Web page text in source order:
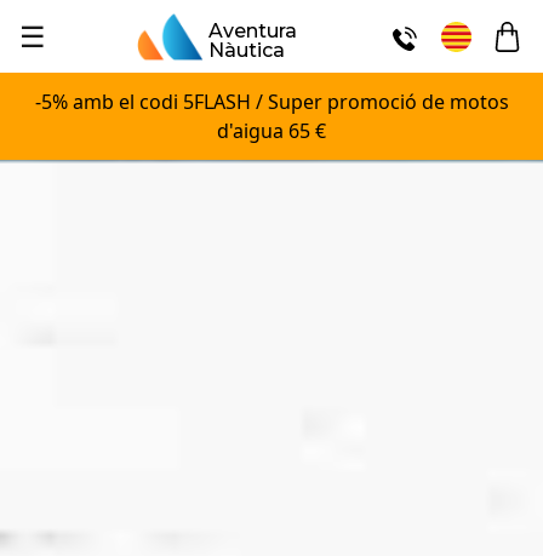
☰
Aventura
Nàutica
-5% amb el codi 5FLASH / Super promoció de motos
d'aigua 65 €